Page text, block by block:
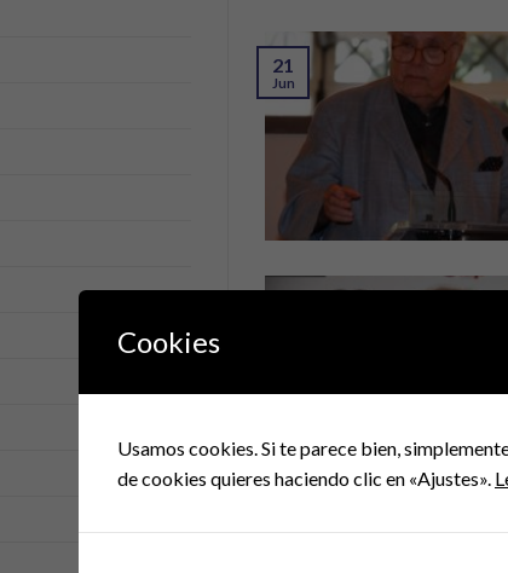
21
Jun
Cookies
Usamos cookies. Si te parece bien,
de cookies quieres haciendo clic en «Ajustes».